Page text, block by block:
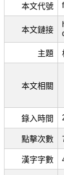
本文代號
本文鏈接
主題
本文相關
錄入時間
點擊次數
漢字字數